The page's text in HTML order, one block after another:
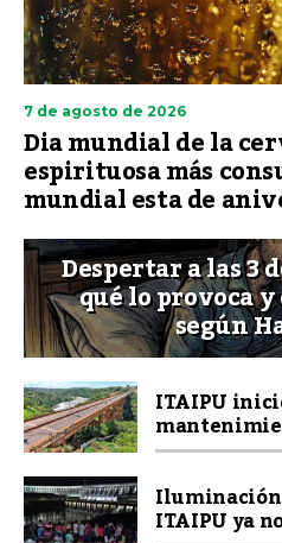
7 de agosto de 2026
Dia mundial de la
espirituosa más
mundial esta de
Despertar a las 3
qué lo provoca
según
ITAIPU
ITAIPU ya